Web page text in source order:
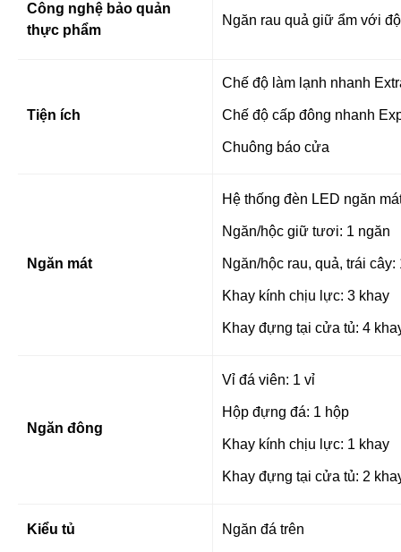
Công nghệ bảo quản
thực phẩm
Ngăn rau quả giữ ẩm với
Tiện ích
Chế độ làm lạnh nhanh
Chế độ cấp đông nhanh
Chuông báo cửa
Ngăn mát
Hệ thống đèn LED ngăn
Ngăn/hộc giữ tươi: 1 ngăn
Ngăn/hộc rau, quả, trái cây:
Khay kính chịu lực: 3 khay
Khay đựng tại cửa tủ: 4
Ngăn đông
Vỉ đá viên: 1 vỉ
Hộp đựng đá: 1 hộp
Khay kính chịu lực: 1 khay
Khay đựng tại cửa tủ: 2
Kiểu tủ Ngăn đá trên